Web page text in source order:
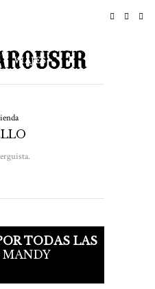
VIAJES
TODAS LAS
MANDY